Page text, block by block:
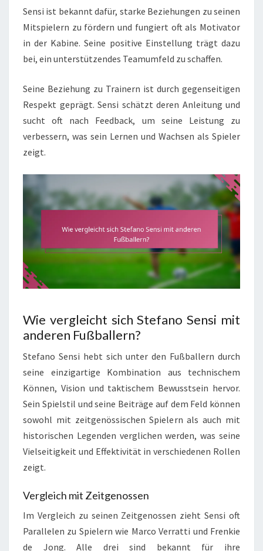
Sensi ist bekannt dafür, starke Beziehungen zu seinen
Mitspielern zu fördern und fungiert oft als Motivator
in der Kabine. Seine positive Einstellung trägt dazu
bei, ein unterstützendes Teamumfeld zu schaffen.
Seine Beziehung zu Trainern ist durch gegenseitigen
Respekt geprägt. Sensi schätzt deren Anleitung und
sucht oft nach Feedback, um seine Leistung zu
verbessern, was sein Lernen und Wachsen als Spieler
zeigt.
Wie vergleicht sich Stefano Sensi mit
anderen Fußballern?
Stefano Sensi hebt sich unter den Fußballern durch
seine einzigartige Kombination aus technischem
Können, Vision und taktischem Bewusstsein hervor.
Sein Spielstil und seine Beiträge auf dem Feld können
sowohl mit zeitgenössischen Spielern als auch mit
historischen Legenden verglichen werden, was seine
Vielseitigkeit und Effektivität in verschiedenen Rollen
zeigt.
Vergleich mit Zeitgenossen
Im Vergleich zu seinen Zeitgenossen zieht Sensi oft
Parallelen zu Spielern wie Marco Verratti und Frenkie
de Jong. Alle drei sind bekannt für ihre